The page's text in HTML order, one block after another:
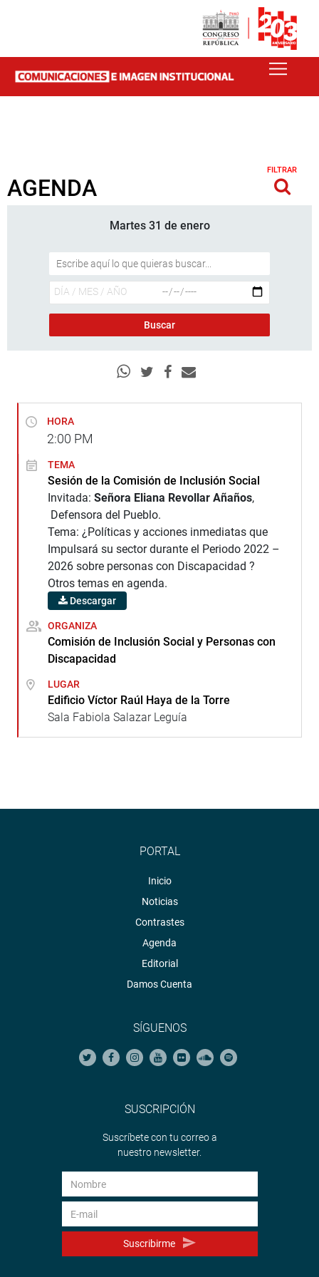
AGENDA
FILTRAR
Martes 31 de enero
HORA
2:00 PM
TEMA
Sesión de la Comisión de Inclusión Social
Invitada: Señora Eliana Revollar Añaños,
Defensora del Pueblo.
Tema: ¿Políticas y acciones inmediatas que
Impulsará su sector durante el Periodo 2022 –
2026 sobre personas con Discapacidad ?
Otros temas en agenda.
Descargar
ORGANIZA
Comisión de Inclusión Social y Personas con
Discapacidad
LUGAR
Edificio Víctor Raúl Haya de la Torre
Sala Fabiola Salazar Leguía
PORTAL
Inicio
Noticias
Contrastes
Agenda
Editorial
Damos Cuenta
SÍGUENOS
SUSCRIPCIÓN
Suscríbete con tu correo a
nuestro newsletter.
Suscribirme